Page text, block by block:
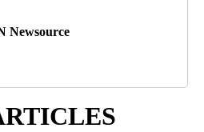
Newsource